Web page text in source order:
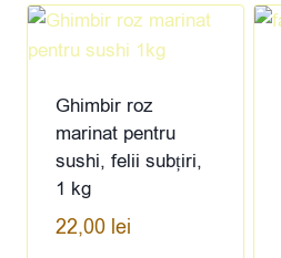
Ghimbir roz
marinat pentru
sushi, felii subțiri,
1 kg
22,00 lei